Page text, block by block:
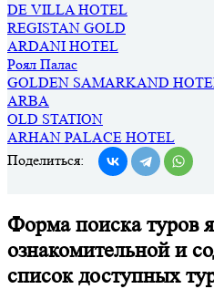
DE VILLA HOTEL
REGISTAN GOLD
ARDANI HOTEL
Роял Палас
GOLDEN SAMARKAND
ARBA
OLD STATION
ARHAN PALACE HOTEL
Поделиться:
Форма поиска туров
ознакомительной и
список доступных